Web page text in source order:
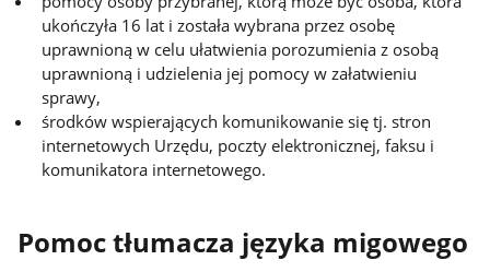
ukończyła 16 lat i została wybrana przez osobę
uprawnioną w celu ułatwienia porozumienia z osobą
uprawnioną i udzielenia jej pomocy w załatwieniu
sprawy,
środków wspierających komunikowanie się tj. stron
internetowych Urzędu, poczty elektronicznej, faksu i
komunikatora internetowego.
Pomoc tłumacza języka migowego